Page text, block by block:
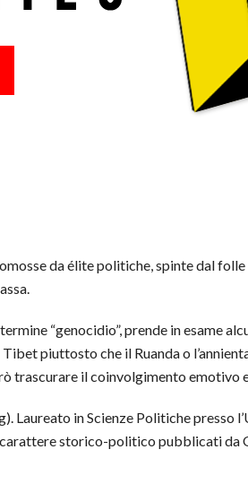
da élite politiche, spinte dal
“genocidio”, prende in esame
piuttosto che il Ruanda o
trascurare il coinvolgimento emotivo
Laureato in Scienze Politiche
storico-politico pubblicati da